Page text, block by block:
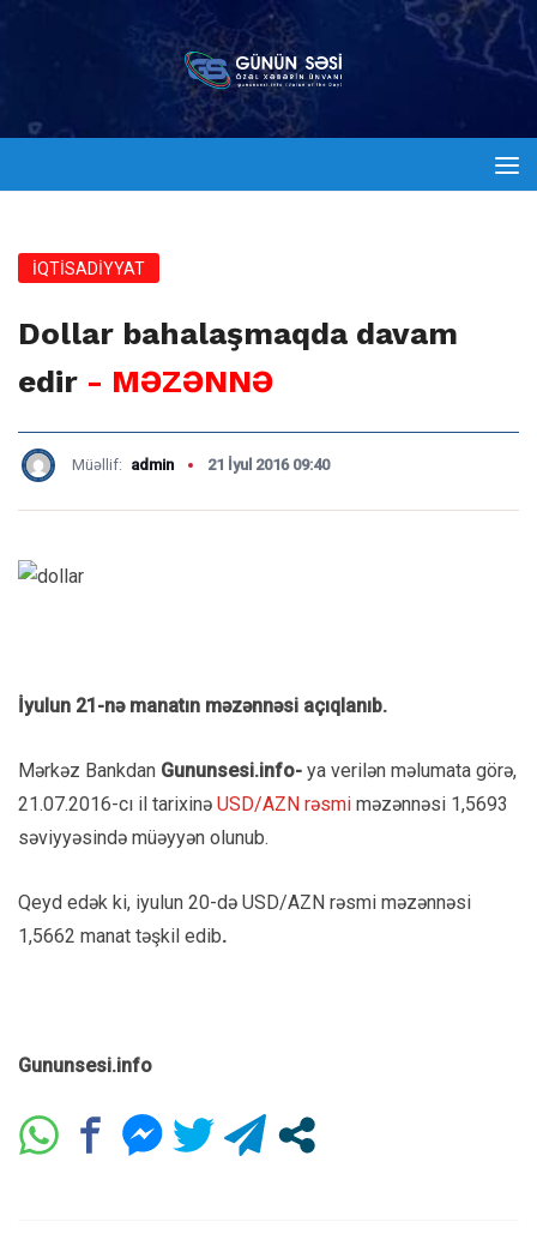
İQTİSADİYYAT
Dollar bahalaşmaqda davam
edir - MƏZƏNNƏ
Müəllif: admin 21 İyul 2016 09:40
İyulun 21-nə manatın məzənnəsi açıqlanıb.
Mərkəz Bankdan Gununsesi.info- ya verilən məlumata görə,
21.07.2016-cı il tarixinə USD/AZN rəsmi məzənnəsi 1,5693
səviyyəsində müəyyən olunub.
Qeyd edək ki, iyulun 20-də USD/AZN rəsmi məzənnəsi
1,5662 manat təşkil edib.
Gununsesi.info